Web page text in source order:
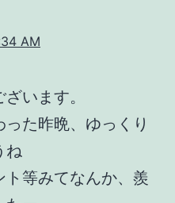
AM
います。
た昨晩、ゆっくり
ね
等みてなんか、羨